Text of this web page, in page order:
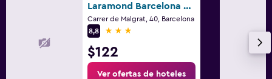
Laramond Barcelona Rooms
Carrer de Malgrat, 40, Barcelona
8,8
3 estrellas
$122
Ver ofertas de hoteles